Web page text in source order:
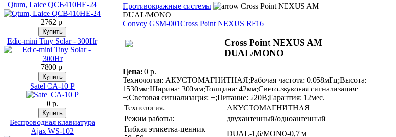
Qtum, Laice QCB410HE-24
2762 p.
Edic-mini Tiny Solar - 300Hr
7800 p.
Satel CA-10 P
0 p.
Беспроводная клавиатура
Ajax WS-102
Противокражные системы
Cross Point NEXUS AM
DUAL/MONO
Convoy GSM-001Cross Point NEXUS RF16
Cross Point NEXUS AM
DUAL/MONO
Цена: 0 p.
Технология: АКУСТОМАГНИТНАЯ;Рабочая частота: 0.058мГц;Высота:
1530мм;Ширина: 300мм;Толщина: 42мм;Свето-звуковая сигнализация:
+;Световая сигнализация: +;Питание: 220В;Гарантия: 12мес.
Технология:
АКУСТОМАГНИТНАЯ
Режим работы:
двухантенный/одноантенный
Гибкая этикетка-ценник
DUAL-1,6/MONO-0,7 м